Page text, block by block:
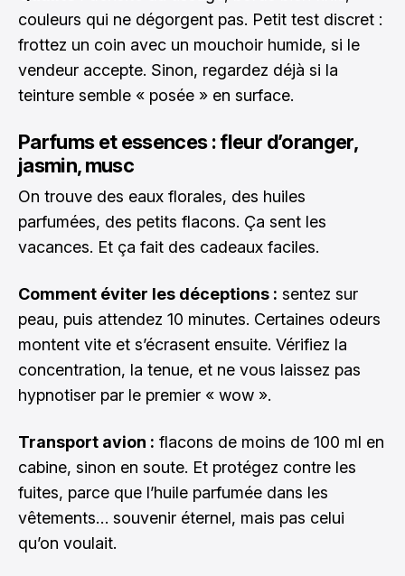
couleurs qui ne dégorgent pas. Petit test discret :
frottez un coin avec un mouchoir humide, si le
vendeur accepte. Sinon, regardez déjà si la
teinture semble « posée » en surface.
Parfums et essences : fleur d’oranger,
jasmin, musc
On trouve des eaux florales, des huiles
parfumées, des petits flacons. Ça sent les
vacances. Et ça fait des cadeaux faciles.
Comment éviter les déceptions : sentez sur
peau, puis attendez 10 minutes. Certaines odeurs
montent vite et s’écrasent ensuite. Vérifiez la
concentration, la tenue, et ne vous laissez pas
hypnotiser par le premier « wow ».
Transport avion : flacons de moins de 100 ml en
cabine, sinon en soute. Et protégez contre les
fuites, parce que l’huile parfumée dans les
vêtements… souvenir éternel, mais pas celui
qu’on voulait.